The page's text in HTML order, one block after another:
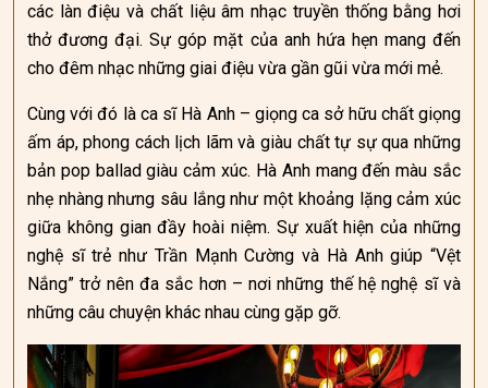
các làn điệu và chất liệu âm nhạc truyền thống bằng hơi
thở đương đại. Sự góp mặt của anh hứa hẹn mang đến
cho đêm nhạc những giai điệu vừa gần gũi vừa mới mẻ.
Cùng với đó là ca sĩ Hà Anh – giọng ca sở hữu chất giọng
ấm áp, phong cách lịch lãm và giàu chất tự sự qua những
bản pop ballad giàu cảm xúc. Hà Anh mang đến màu sắc
nhẹ nhàng nhưng sâu lắng như một khoảng lặng cảm xúc
giữa không gian đầy hoài niệm. Sự xuất hiện của những
nghệ sĩ trẻ như Trần Mạnh Cường và Hà Anh giúp “Vệt
Nắng” trở nên đa sắc hơn – nơi những thế hệ nghệ sĩ và
những câu chuyện khác nhau cùng gặp gỡ.